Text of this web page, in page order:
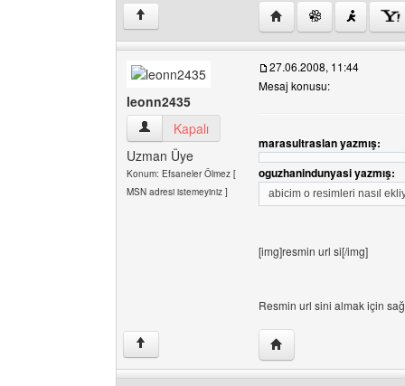
↑ Yazarın web sitesini
leonn2435
leonn2435 Kullanıcının profilini görüntüle
Kapalı
Uzman Üye
Konum: Efsaneler Ölmez [
MSN adresi istemeyiniz ]
27.06.2008, 11:44
Mesaj konusu:
marasultraslan yazmış:
oguzhanindunyasi yazmış:
abicim o resimleri nasıl
[img]resmin url si[/img]
Resmin url sini almak için
↑ Yazarın web sitesini